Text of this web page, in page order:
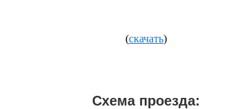
(скачать)
Схема проезда: